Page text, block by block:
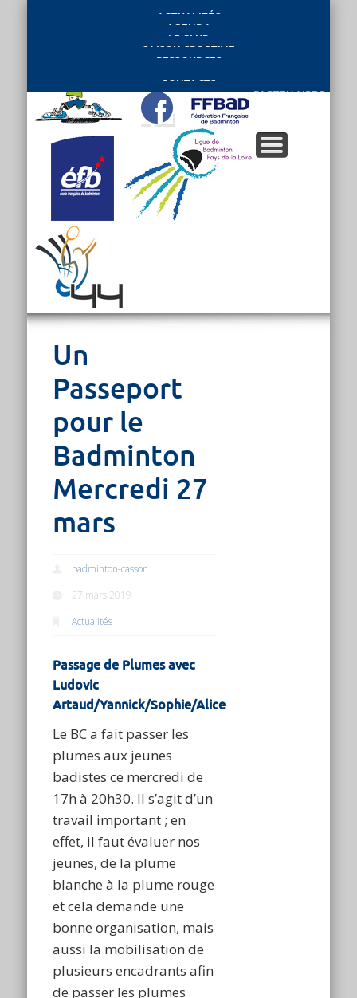
ACTUALITÉS
AGENDA
LE CLUB
SAISON SPORTIVE
RESSOURCES
PRIVE CONNEXION
CONTACTS
PARTENAIRES
Un
Passeport
pour le
Badminton
Mercredi 27
mars
badminton-casson
27 mars 2019
Actualités
Passage de Plumes avec
Ludovic
Artaud/Yannick/Sophie/Alice
Le BC a fait passer les
plumes aux jeunes
badistes ce mercredi de
17h à 20h30. Il s’agit d’un
travail important ; en
effet, il faut évaluer nos
jeunes, de la plume
blanche à la plume rouge
et cela demande une
bonne organisation, mais
aussi la mobilisation de
plusieurs encadrants afin
de passer les plumes